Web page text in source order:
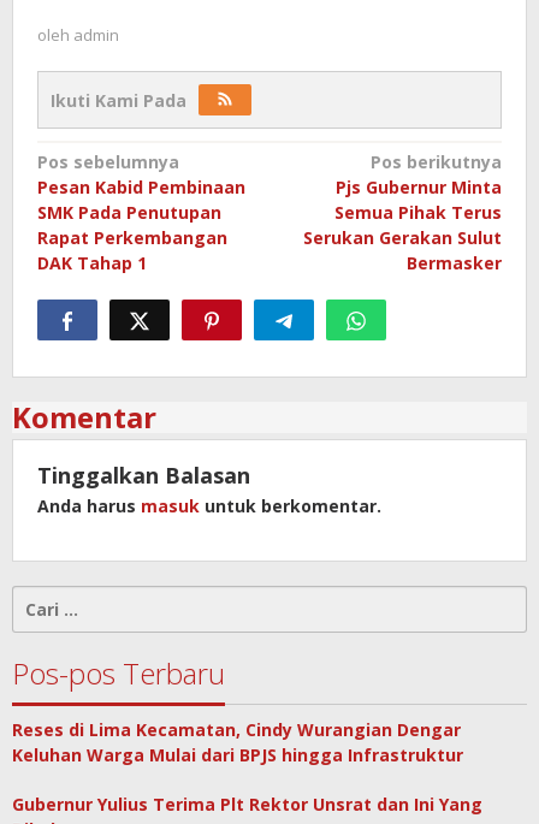
oleh admin
Ikuti Kami Pada
Navigasi
pos
Pos sebelumnya
Pesan Kabid Pembinaan
SMK Pada Penutupan
Rapat Perkembangan
DAK Tahap 1
Pos berikutnya
Pjs Gubernur Minta
Semua Pihak Terus
Serukan Gerakan Sulut
Bermasker
Komentar
Tinggalkan Balasan
Anda harus masuk untuk berkomentar.
untuk:
Pos-pos Terbaru
Reses di Lima Kecamatan, Cindy Wurangian Dengar
Keluhan Warga Mulai dari BPJS hingga Infrastruktur
Gubernur Yulius Terima Plt Rektor Unsrat dan Ini Yang